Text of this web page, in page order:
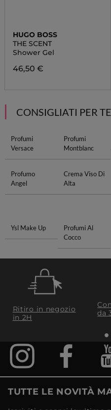
HUGO BOSS
THE SCENT
Shower Gel
46,50 €
CONSIGLIATI PER TE
Profumi
Versace
Profumi
Montblanc
Profumo
Angel
Crema Viso Di
Alta
Ysl Make Up
Profumi Al
Cocco
Ritiro in negozio
in 2H
da
TUTTE LE NOVITÀ